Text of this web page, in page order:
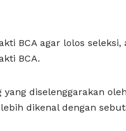
BCA agar lolos seleksi,
BCA.
diselenggarakan
dikenal dengan